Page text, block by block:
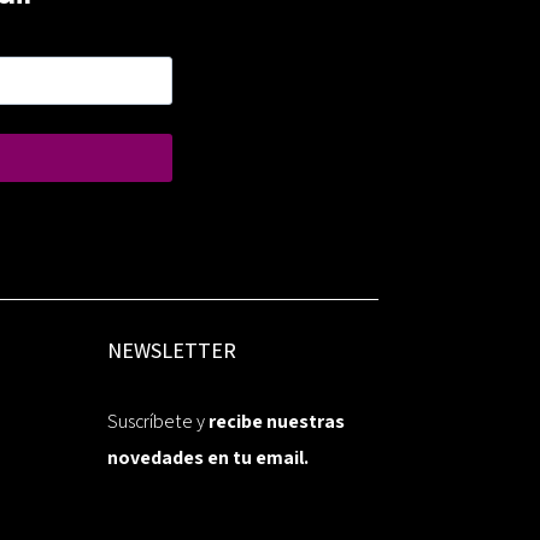
NEWSLETTER
Suscríbete yrecibe nuestras
novedades en tu email.